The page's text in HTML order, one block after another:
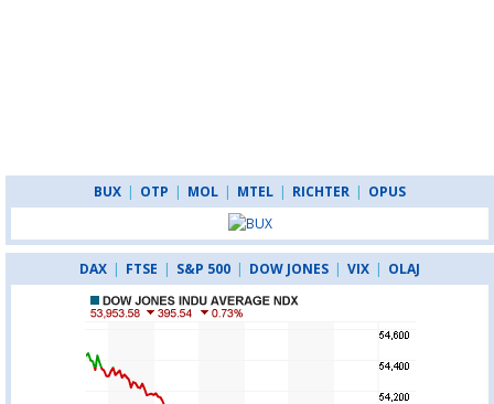
BUX | OTP | MOL | MTEL | RICHTER | OPUS
DAX | FTSE | S&P 500 | DOW JONES | VIX | OLAJ